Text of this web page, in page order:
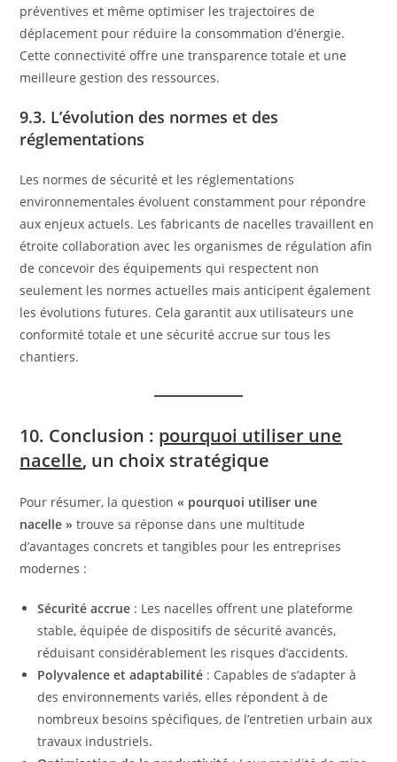
préventives et même optimiser les trajectoires de
déplacement pour réduire la consommation d’énergie.
Cette connectivité offre une transparence totale et une
meilleure gestion des ressources.
9.3. L’évolution des normes et des
réglementations
Les normes de sécurité et les réglementations
environnementales évoluent constamment pour répondre
aux enjeux actuels. Les fabricants de nacelles travaillent en
étroite collaboration avec les organismes de régulation afin
de concevoir des équipements qui respectent non
seulement les normes actuelles mais anticipent également
les évolutions futures. Cela garantit aux utilisateurs une
conformité totale et une sécurité accrue sur tous les
chantiers.
10. Conclusion : pourquoi utiliser une
nacelle, un choix stratégique
Pour résumer, la question« pourquoi utiliser une
nacelle » trouve sa réponse dans une multitude
d’avantages concrets et tangibles pour les entreprises
modernes :
Sécurité accrue : Les nacelles offrent une plateforme
stable, équipée de dispositifs de sécurité avancés,
réduisant considérablement les risques d’accidents.
Polyvalence et adaptabilité : Capables de s’adapter à
des environnements variés, elles répondent à de
nombreux besoins spécifiques, de l’entretien urbain aux
travaux industriels.